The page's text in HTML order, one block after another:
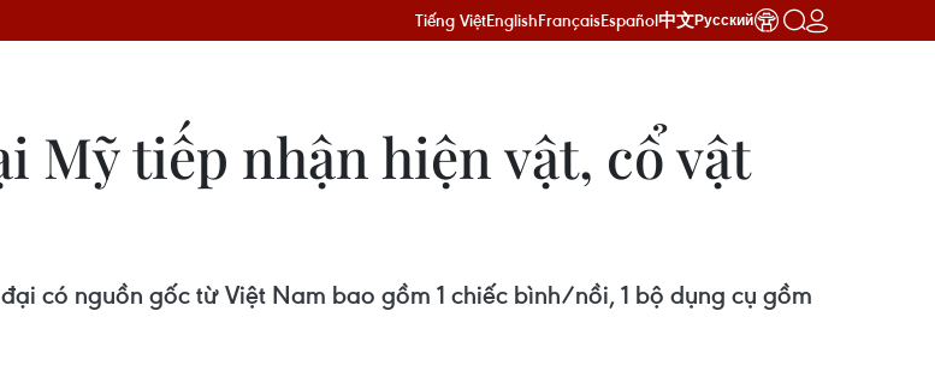
Tiếng ViệtEnglishFrançaisEspañol中文Русский
Mỹ tiếp nhận hiện vật, cổ vật
có nguồn gốc từ Việt Nam bao gồm 1 chiếc bình/nồi, 1 bộ dụng cụ gồm